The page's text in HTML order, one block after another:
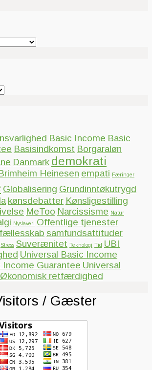
Basic Income Basic
Basisindkomst Borgaraløn
Danmark demokrati
Heinesen empati Færinger
Globalisering Grundinntøkutrygd
kønsdebatter Kønsligestilling
MeToo Narcissisme Natur
Nyslaveri Offentlige tjenester
samfundsattituder
Stress Suverænitet Teknologi Tid UBI
Universal Basic Income
Income Guarantee Universal
Økonomisk retfærdighed
/ Gæster